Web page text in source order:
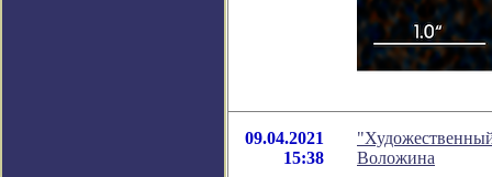
09.04.2021
15:38
Воложина